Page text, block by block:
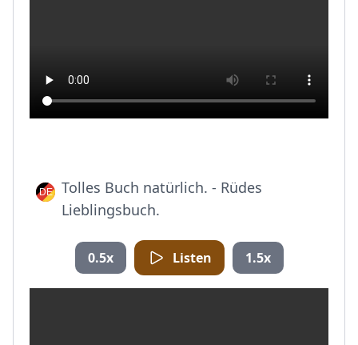
Tolles Buch natürlich. - Rüdes
Lieblingsbuch.
0.5x Listen 1.5x